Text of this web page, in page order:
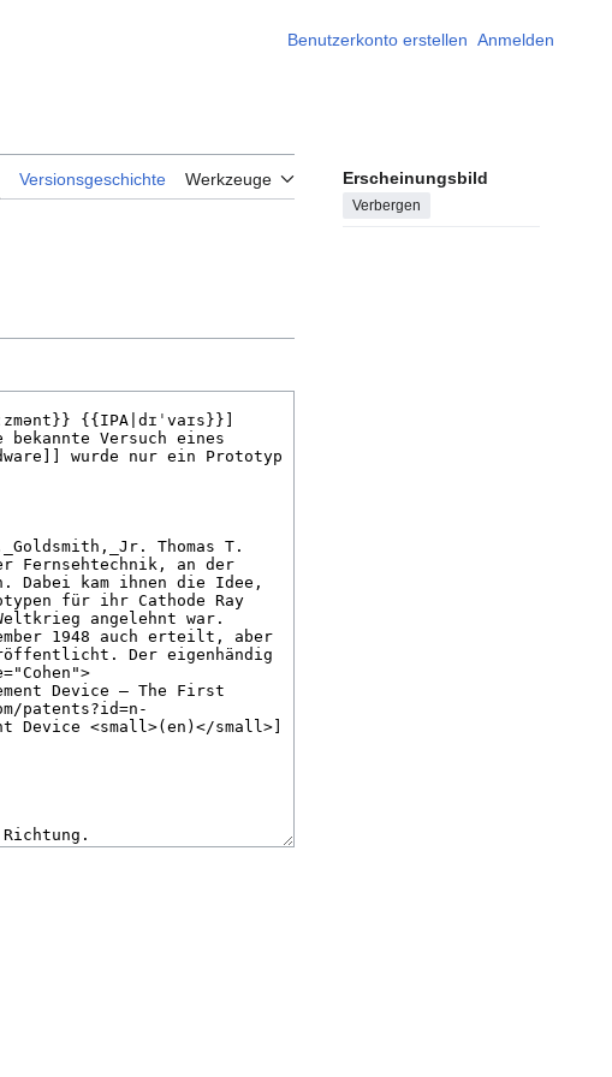
Benutzerkonto erstellen Anmelden
Versionsgeschichte Werkzeuge Erscheinungsbild
Verbergen